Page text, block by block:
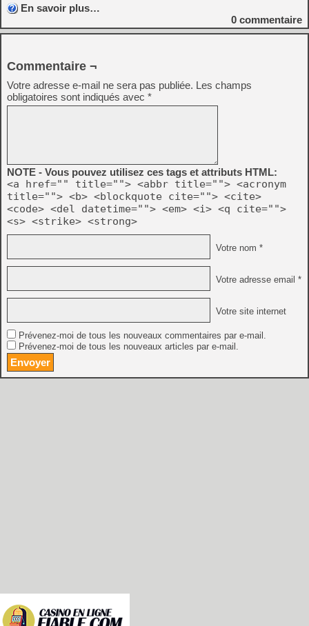
En savoir plus…
0 commentaire
Commentaire ¬
Votre adresse e-mail ne sera pas publiée. Les champs
obligatoires sont indiqués avec *
NOTE - Vous pouvez utilisez ces tags et attributs HTML:
<a href="" title=""> <abbr title=""> <acronym
title=""> <b> <blockquote cite=""> <cite>
<code> <del datetime=""> <em> <i> <q cite="">
<s> <strike> <strong>
Votre nom *
Votre adresse email *
Votre site internet
Prévenez-moi de tous les nouveaux commentaires par e-mail.
Prévenez-moi de tous les nouveaux articles par e-mail.